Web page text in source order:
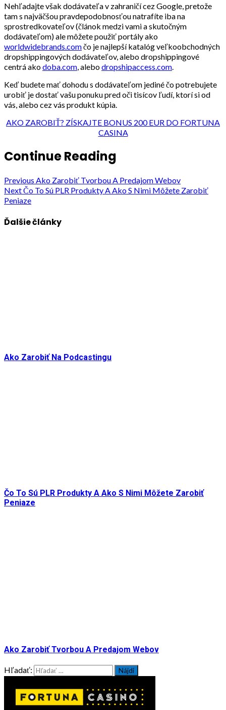
Nehľadajte však dodávateľa v zahraničí cez Google, pretože
tam s najväčšou pravdepodobnosťou natrafíte iba na
sprostredkovateľov (článok medzi vami a skutočným
dodávateľom) ale môžete použiť portály ako
worldwidebrands.comčo je najlepší katalóg veľkoobchodných
dropshippingových dodávateľov, alebo dropshippingové
centrá akodoba.com, alebodropshipaccess.com.
Keď budete mať dohodu s dodávateľom jediné čo potrebujete
urobiť je dostať vašu ponuku pred oči tisícov ľudí, ktorí si od
vás, alebo cez vás produkt kúpia.
AKO ZAROBIŤ? ZÍSKAJTE BONUS 200 EUR DO FORTUNA
CASINA
Continue Reading
Previous Ako Zarobiť Tvorbou A Predajom Webov
NextČo To Sú PLR Produkty A Ako S Nimi Môžete Zarobiť
Peniaze
Ďalšie články
Ako Zarobiť Na Podcastingu
Čo To Sú PLR Produkty A Ako S Nimi Môžete Zarobiť
Peniaze
Ako Zarobiť Tvorbou A Predajom Webov
Hľadať: